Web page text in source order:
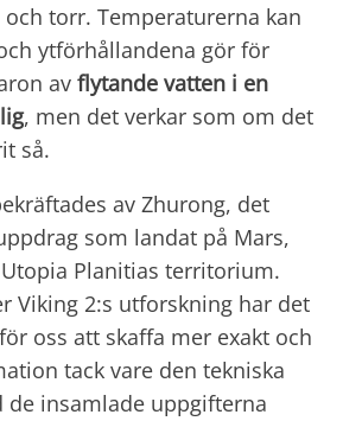
torr. Temperaturerna kan
ytförhållandena gör för
av flytande vatten i en
, men det verkar som om det
så.
av Zhurong, det
som landat på Mars,
Planitias territorium.
Viking 2:s utforskning har det
oss att skaffa mer exakt och
tack vare den tekniska
de insamlade uppgifterna